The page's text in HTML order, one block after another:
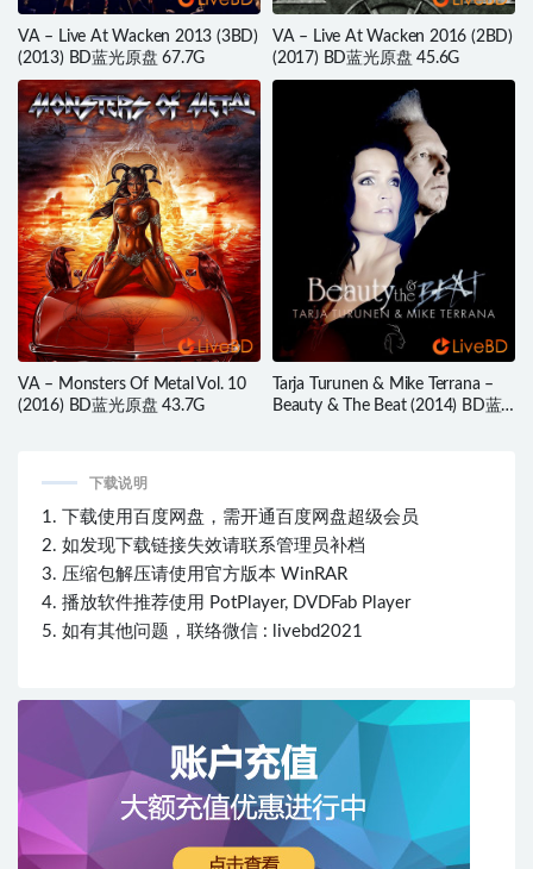
VA – Live At Wacken 2013 (3BD)
(2013) BD蓝光原盘 67.7G
VA – Live At Wacken 2016 (2BD)
(2017) BD蓝光原盘 45.6G
VA – Monsters Of Metal Vol. 10
(2016) BD蓝光原盘 43.7G
Tarja Turunen & Mike Terrana –
Beauty & The Beat (2014) BD蓝
下载说明
1. 下载使用百度网盘，需开通百度网盘超级会员
2. 如发现下载链接失效请联系管理员补档
3. 压缩包解压请使用官方版本 WinRAR
4. 播放软件推荐使用 PotPlayer, DVDFab Player
5. 如有其他问题，联络微信 : livebd2021